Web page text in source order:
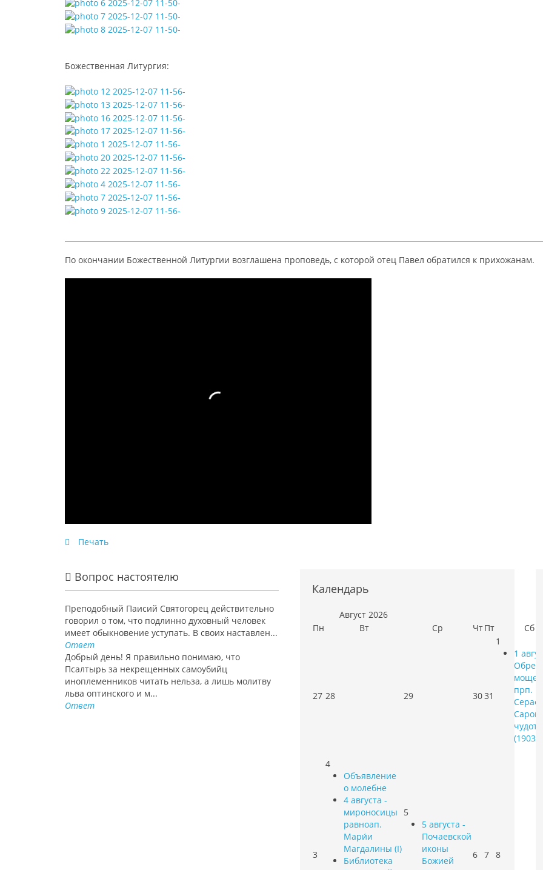
Божественная Литургия:
По окончании Божественной Литургии возглашена проповедь, с которой отец Павел обратился к прихожанам.
Печать
Вопрос настоятелю
Преподобный Паисий Святогорец действительно
говорил о том, что подлинно духовный человек
имеет обыкновение уступать. В своих наставлен...
Ответ
Добрый день! Я правильно понимаю, что
Псалтырь за некрещенных самоубийц
иноплеменников читать нельза, а лишь молитву
льва оптинского и м...
Ответ
Календарь
Август 2026
Пн
Вт Ср ЧтПт Сб
27 28 29 3031
1
1
мощей
прп.
(1903)
3
4
Объявление
о молебне
4 августа -
мироносицы
равноап.
Мари́и
Магдалины (I)
Библиотека
5
5 августа -
Почаевской
иконы
Божией
6 7 8